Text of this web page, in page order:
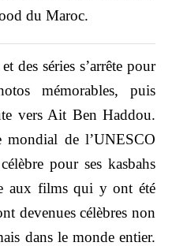
du Maroc.
des séries s’arrête pour
mémorables, puis
vers Ait Ben Haddou.
mondial de l’UNESCO
pour ses kasbahs
aux films qui y ont été
devenues célèbres non
dans le monde entier.